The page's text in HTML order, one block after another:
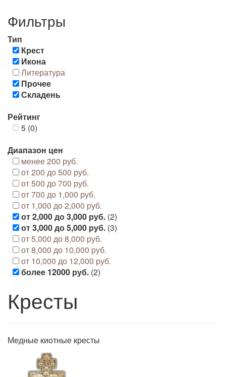
Фильтры
Тип
Крест
Икона
Литература
Прочее
Складень
Рейтинг
5 (0)
Диапазон цен
менее 200 руб.
от 200 до 500 руб.
от 500 до 700 руб.
от 700 до 1,000 руб.
от 1,000 до 2,000 руб.
от 2,000 до 3,000 руб. (2)
от 3,000 до 5,000 руб. (3)
от 5,000 до 8,000 руб.
от 8,000 до 10,000 руб.
от 10,000 до 12,000 руб.
более 12000 руб. (2)
Кресты
Медные киотные кресты